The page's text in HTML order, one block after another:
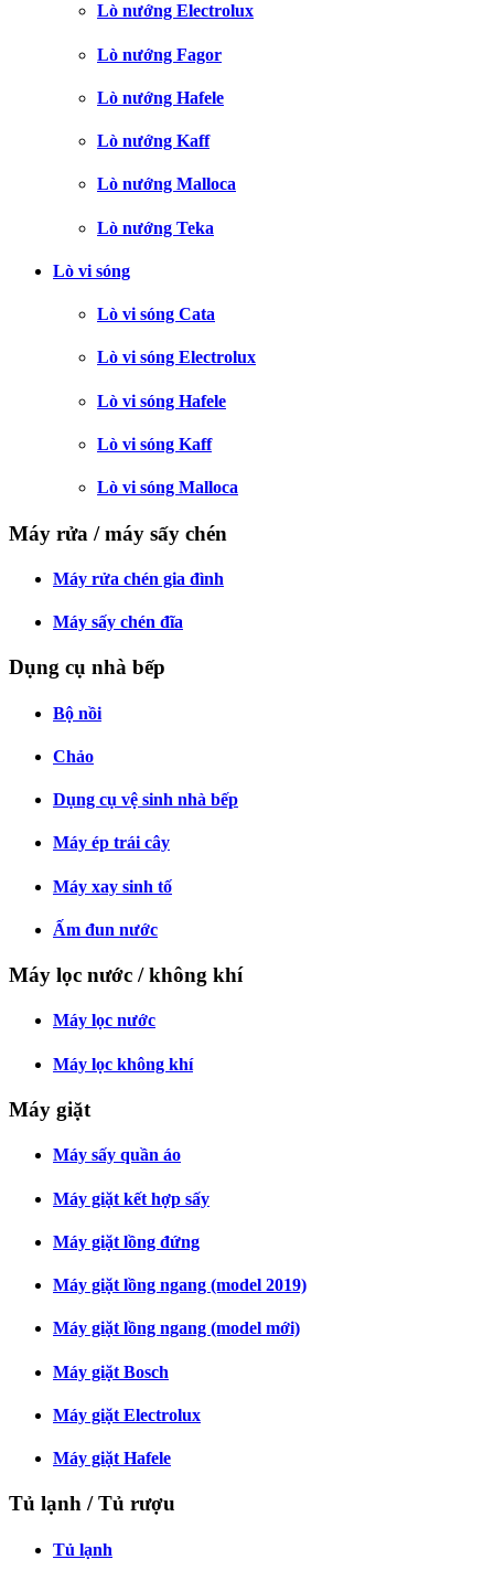
Lò nướng Electrolux
Lò nướng Fagor
Lò nướng Hafele
Lò nướng Kaff
Lò nướng Malloca
Lò nướng Teka
Lò vi sóng
Lò vi sóng Cata
Lò vi sóng Electrolux
Lò vi sóng Hafele
Lò vi sóng Kaff
Lò vi sóng Malloca
Máy rửa / máy sấy chén
Máy rửa chén gia đình
Máy sấy chén đĩa
Dụng cụ nhà bếp
Bộ nồi
Chảo
Dụng cụ vệ sinh nhà bếp
Máy ép trái cây
Máy xay sinh tố
Ấm đun nước
Máy lọc nước / không khí
Máy lọc nước
Máy lọc không khí
Máy giặt
Máy sấy quần áo
Máy giặt kết hợp sấy
Máy giặt lồng đứng
Máy giặt lồng ngang (model 2019)
Máy giặt lồng ngang (model mới)
Máy giặt Bosch
Máy giặt Electrolux
Máy giặt Hafele
Tủ lạnh / Tủ rượu
Tủ lạnh